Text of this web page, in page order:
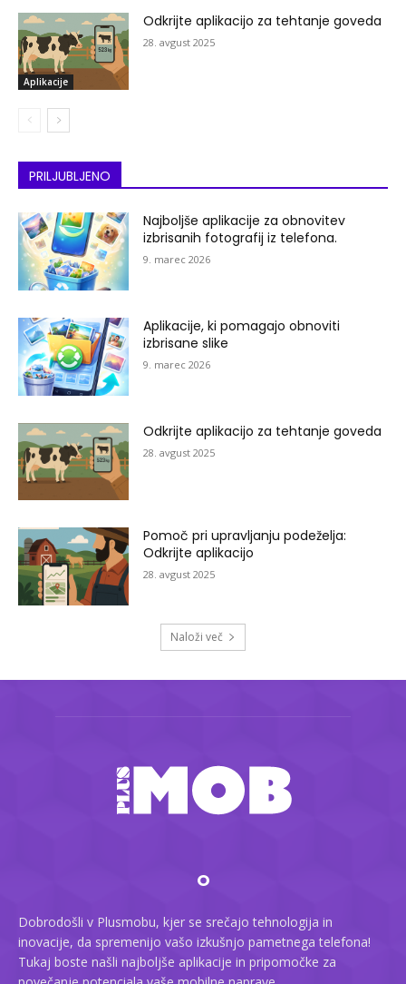
Aplikacije
Odkrijte aplikacijo za tehtanje goveda
28. avgust 2025
PRILJUBLJENO
Najboljše aplikacije za obnovitev
izbrisanih fotografij iz telefona.
9. marec 2026
Aplikacije, ki pomagajo obnoviti
izbrisane slike
9. marec 2026
Odkrijte aplikacijo za tehtanje goveda
28. avgust 2025
Pomoč pri upravljanju podeželja:
Odkrijte aplikacijo
28. avgust 2025
Naloži več
O
Dobrodošli v Plusmobu, kjer se srečajo tehnologija in
inovacije, da spremenijo vašo izkušnjo pametnega telefona!
Tukaj boste našli najboljše aplikacije in pripomočke za